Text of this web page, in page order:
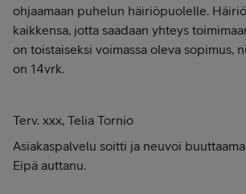
ohjaamaan puhelun häiriöpuolelle.
kaikkensa, jotta saadaan yhteys
on toistaiseksi voimassa oleva sopimus,
on 14vrk.
Terv. xxx, Telia Tornio
Asiakaspalvelu soitti ja neuvoi
Eipä auttanu.